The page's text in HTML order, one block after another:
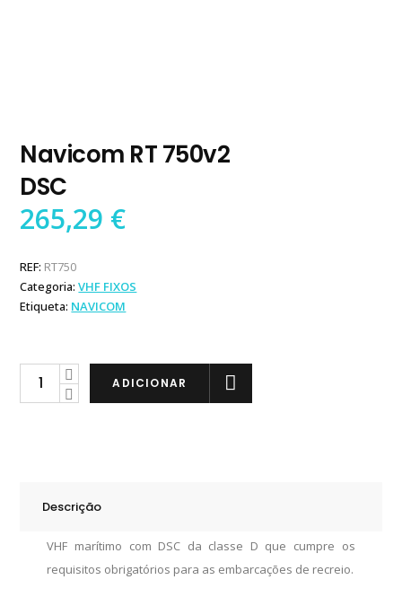
Navicom RT 750v2
DSC
265,29 €
REF: RT750
Categoria:VHF FIXOS
Etiqueta: NAVICOM
Navicom
ADICIONAR
Descrição
VHF marítimo com DSC da classe D que cumpre os
requisitos obrigatórios para as embarcações de recreio.